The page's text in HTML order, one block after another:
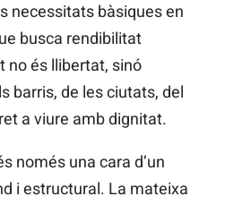
necessitats bàsiques en
busca rendibilitat
no és llibertat, sinó
barris, de les ciutats, del
a viure amb dignitat.
només una cara d’un
i estructural. La mateixa